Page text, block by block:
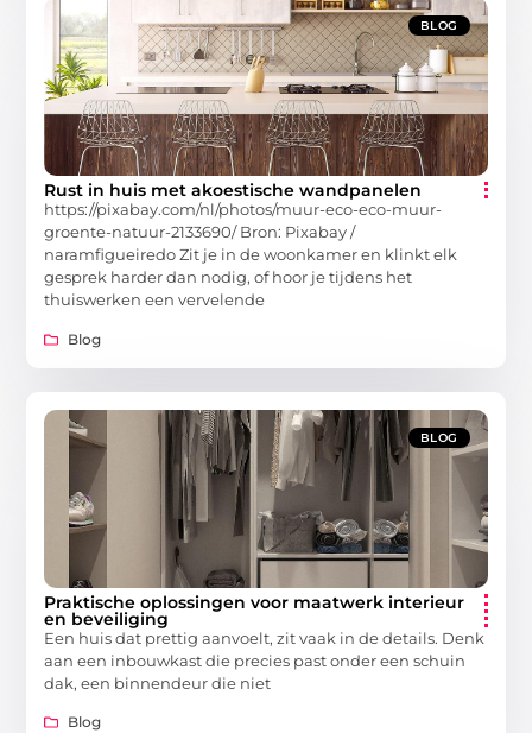
BLOG
Rust in huis met akoestische wandpanelen
https://pixabay.com/nl/photos/muur-eco-eco-muur-
groente-natuur-2133690/ Bron: Pixabay /
naramfigueiredo Zit je in de woonkamer en klinkt elk
gesprek harder dan nodig, of hoor je tijdens het
thuiswerken een vervelende
Blog
BLOG
Praktische oplossingen voor maatwerk interieur
en beveiliging
Een huis dat prettig aanvoelt, zit vaak in de details. Denk
aan een inbouwkast die precies past onder een schuin
dak, een binnendeur die niet
Blog